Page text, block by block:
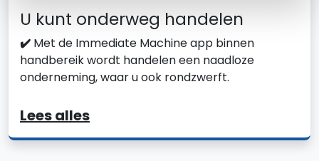
U kunt onderweg handelen
✔️ Met de Immediate Machine app binnen
handbereik wordt handelen een naadloze
onderneming, waar u ook rondzwerft.
Lees alles